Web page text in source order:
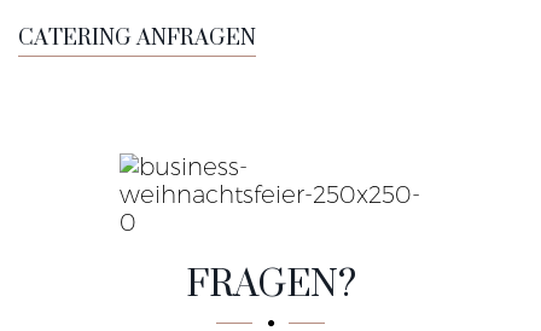
CATERING ANFRAGEN
FRAGEN?